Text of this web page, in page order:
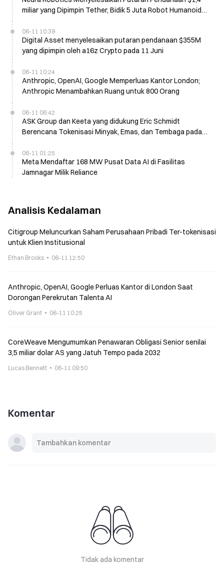
miliar yang Dipimpin Tether, Bidik 5 Juta Robot Humanoid
06-11 10:39
Digital Asset menyelesaikan putaran pendanaan $355M
yang dipimpin oleh a16z Crypto pada 11 Juni
06-11 10:24
Anthropic, OpenAI, Google Memperluas Kantor London;
Anthropic Menambahkan Ruang untuk 800 Orang
06-11 06:42
ASK Group dan Keeta yang didukung Eric Schmidt
Berencana Tokenisasi Minyak, Emas, dan Tembaga pada
06-11 01:25
Meta Mendaftar 168 MW Pusat Data AI di Fasilitas
Jamnagar Milik Reliance
Analisis Kedalaman
Citigroup Meluncurkan Saham Perusahaan Pribadi Ter-tokenisasi
untuk Klien Institusional
Ethan Brooks 06-11 12:50
Anthropic, OpenAI, Google Perluas Kantor di London Saat
Dorongan Perekrutan Talenta AI
Oliver Grant 06-11 10:25
CoreWeave Mengumumkan Penawaran Obligasi Senior senilai
3,5 miliar dolar AS yang Jatuh Tempo pada 2032
Lucas Bennett 06-11 09:50
Komentar
Tidak ada komentar